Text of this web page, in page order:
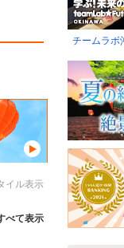
イル表示
べて表示
チームラボ